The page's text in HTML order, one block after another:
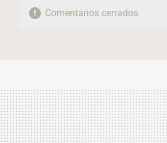
Comentarios cerrados